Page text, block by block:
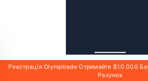
Реєстрація Olymptrade Отримайте $10 000
Рахунок